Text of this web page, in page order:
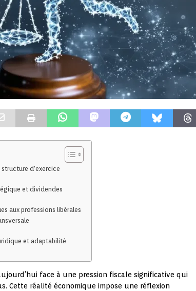
d’exercice
et dividendes
aux professions libérales
et adaptabilité
face à une pression fiscale significative qui
Cette réalité économique impose une réflexion